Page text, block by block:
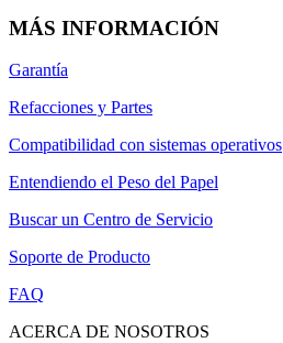
MÁS INFORMACIÓN
Garantía
Refacciones y Partes
Compatibilidad con sistemas operativos
Entendiendo el Peso del Papel
Buscar un Centro de Servicio
Soporte de Producto
FAQ
ACERCA DE NOSOTROS